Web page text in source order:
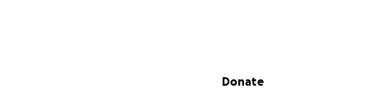
Secondary menu
Donate